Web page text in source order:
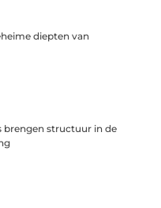
diepten van
brengen structuur in de